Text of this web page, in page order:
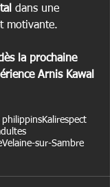
dans une
motivante.
la prochaine
Arnis Kawal
Kalirespect
Velaine-sur-Sambre